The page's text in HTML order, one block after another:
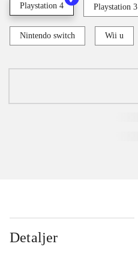
Playstation 4 Playstation 3
Nintendo switch Wii u
Detaljer